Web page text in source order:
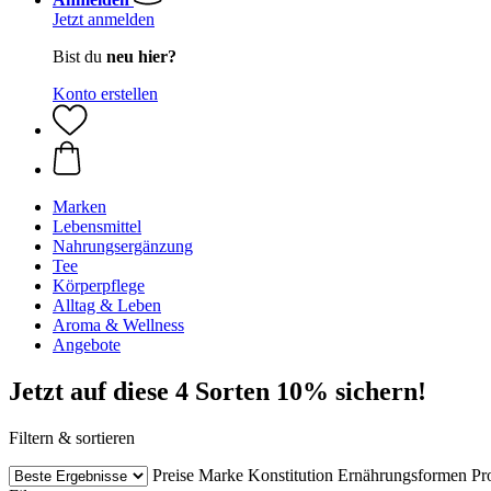
Jetzt anmelden
Bist du neu hier?
Konto erstellen
Marken
Lebensmittel
Nahrungsergänzung
Tee
Körperpflege
Alltag & Leben
Aroma & Wellness
Angebote
Jetzt auf diese 4 Sorten 10% sichern!
Filtern & sortieren
Preise Marke Konstitution Ernährungsformen